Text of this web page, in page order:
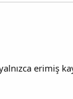
erimiş